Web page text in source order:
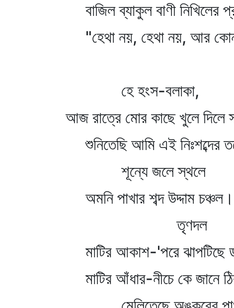
বাজিল ব্যাকুল বাণী নিখিলের
"হেথা নয়, হেথা নয়, আর
হে হংস-বলাকা,
আজ রাত্রে মোর কাছে খুলে দিলে
শুনিতেছি আমি এই নিঃশব্দের
শূন্যে জলে স্থলে
অমনি পাখার শব্দ উদ্দাম চঞ্চল।
তৃণদল
মাটির আকাশ-'পরে ঝাপটিছে
মাটির আঁধার-নীচে কে জানে